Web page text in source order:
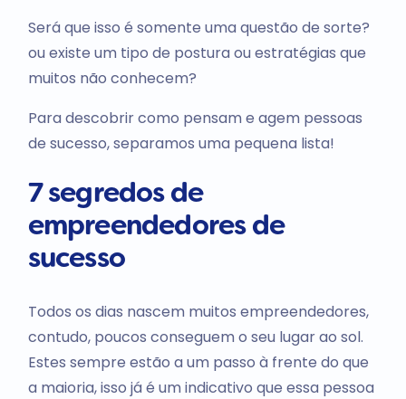
Será que isso é somente uma questão de sorte?
ou existe um tipo de postura ou estratégias que
muitos não conhecem?
Para descobrir como pensam e agem pessoas
de sucesso, separamos uma pequena lista!
7 segredos de
empreendedores de
sucesso
Todos os dias nascem muitos empreendedores,
contudo, poucos conseguem o seu lugar ao sol.
Estes sempre estão a um passo à frente do que
a maioria, isso já é um indicativo que essa pessoa